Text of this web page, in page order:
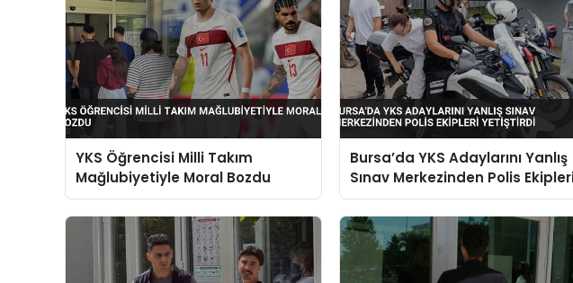
YKS Öğrencisi Milli Takım
Mağlubiyetiyle Moral Bozdu
Bursa’da YKS Adaylarını Yanlış
Sınav Merkezinden Polis
Yetiştirdi